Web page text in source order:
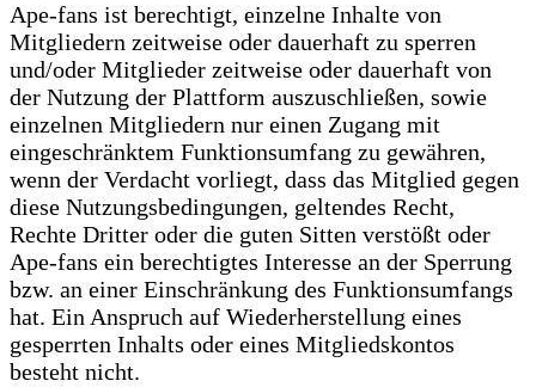
Ape-fans ist berechtigt, einzelne Inhalte von
Mitgliedern zeitweise oder dauerhaft zu sperren
und/oder Mitglieder zeitweise oder dauerhaft von
der Nutzung der Plattform auszuschließen, sowie
einzelnen Mitgliedern nur einen Zugang mit
eingeschränktem Funktionsumfang zu gewähren,
wenn der Verdacht vorliegt, dass das Mitglied gegen
diese Nutzungsbedingungen, geltendes Recht,
Rechte Dritter oder die guten Sitten verstößt oder
Ape-fans ein berechtigtes Interesse an der Sperrung
bzw. an einer Einschränkung des Funktionsumfangs
hat. Ein Anspruch auf Wiederherstellung eines
gesperrten Inhalts oder eines Mitgliedskontos
besteht nicht.